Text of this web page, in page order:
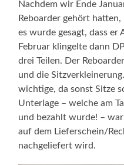
Nachdem wir Ende
Reboarder gehört
es wurde gesagt, dass er
Februar klingelte dann
drei Teilen. Der
und die
wichtige, da sonst Sitze
Unterlage – welche am
und bezahlt wurde! –
auf dem Lieferschein/
nachgeliefert wird.